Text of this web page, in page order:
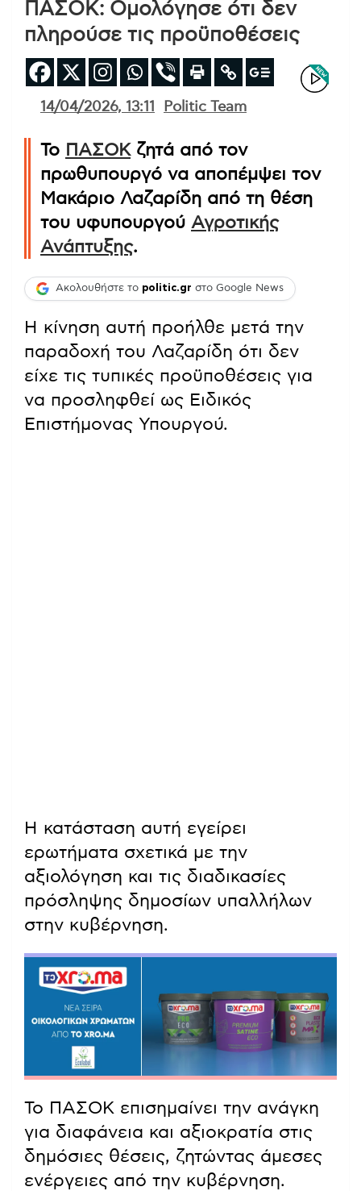
ΠΑΣΟΚ: Ομολόγησε ότι δεν
πληρούσε τις προϋποθέσεις
14/04/2026, 13:11 Politic Team
Το ΠΑΣΟΚ ζητά από τον
πρωθυπουργό να αποπέμψει τον
Μακάριο Λαζαρίδη από τη θέση
του υφυπουργού Αγροτικής
Ανάπτυξης.
Ακολουθήστε το politic.gr στο Google News
Η κίνηση αυτή προήλθε μετά την
παραδοχή του Λαζαρίδη ότι δεν
είχε τις τυπικές προϋποθέσεις για
να προσληφθεί ως Ειδικός
Επιστήμονας Υπουργού.
Η κατάσταση αυτή εγείρει
ερωτήματα σχετικά με την
αξιολόγηση και τις διαδικασίες
πρόσληψης δημοσίων υπαλλήλων
στην κυβέρνηση.
Το ΠΑΣΟΚ επισημαίνει την ανάγκη
για διαφάνεια και αξιοκρατία στις
δημόσιες θέσεις, ζητώντας άμεσες
ενέργειες από την κυβέρνηση.